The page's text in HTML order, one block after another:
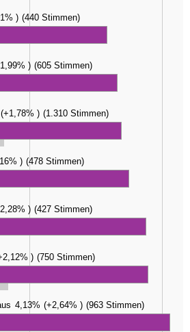
440 Stimmen
605 Stimmen
+1,78% 1.310 Stimmen
478 Stimmen
427 Stimmen
750 Stimmen
4,13% +2,64% 963 Stimmen